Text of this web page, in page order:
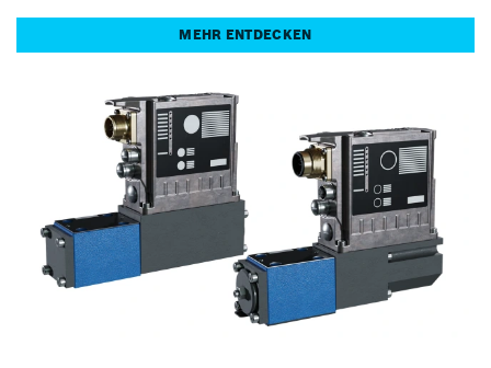
MEHR ENTDECKEN